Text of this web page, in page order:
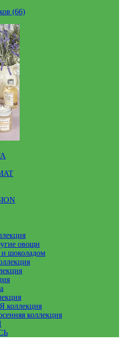
(66)
овощи
шоколадом
коллекция